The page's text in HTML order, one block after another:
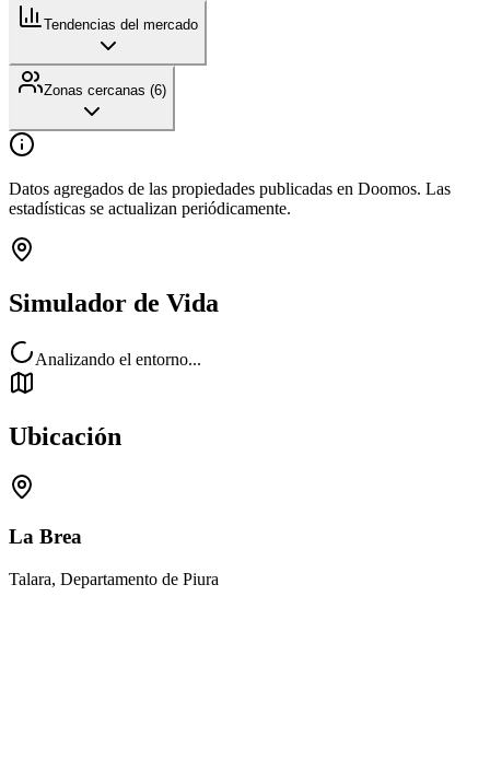
Tendencias del mercado
Zonas cercanas (6)
Datos agregados de las propiedades publicadas en Doomos. Las
estadísticas se actualizan periódicamente.
Simulador de Vida
Analizando el entorno...
Ubicación
La Brea
Talara, Departamento de Piura